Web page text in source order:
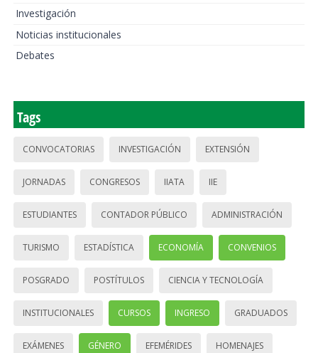
Investigación
Noticias institucionales
Debates
Tags
CONVOCATORIAS INVESTIGACIÓN EXTENSIÓN
JORNADAS CONGRESOS IIATA IIE
ESTUDIANTES CONTADOR PÚBLICO ADMINISTRACIÓN
TURISMO ESTADÍSTICA ECONOMÍA CONVENIOS
POSGRADO POSTÍTULOS CIENCIA Y TECNOLOGÍA
INSTITUCIONALES CURSOS INGRESO GRADUADOS
EXÁMENES GÉNERO EFEMÉRIDES HOMENAJES